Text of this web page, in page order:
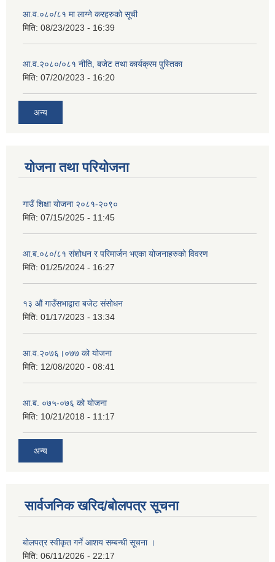
आ.व.०८०/८१ मा लाग्ने करहरुको सूची
मिति: 08/23/2023 - 16:39
आ.व.२०८०/०८१ नीति, बजेट तथा कार्यक्रम पुस्तिका
मिति: 07/20/2023 - 16:20
अन्य
योजना तथा परियोजना
गाउँ शिक्षा योजना २०८१-२०९०
मिति: 07/15/2025 - 11:45
आ.ब.०८०/८१ संशोधन र परिमार्जन भएका योजनाहरुको विवरण
मिति: 01/25/2024 - 16:27
१३ औं गाउँसभाद्वारा बजेट संसोधन
मिति: 01/17/2023 - 13:34
आ‍.व.२०७६।०७७ को योजना
मिति: 12/08/2020 - 08:41
आ.ब. ०७५-०७६ को योजना
मिति: 10/21/2018 - 11:17
अन्य
सार्वजनिक खरिद/बोलपत्र सूचना
बोलपत्र स्वीकृत गर्ने आशय सम्बन्धी सूचना ।
मिति: 06/11/2026 - 22:17